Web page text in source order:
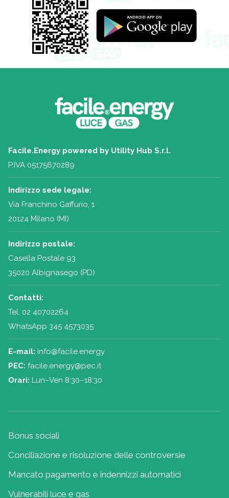
Facile.Energy powered by Utility Hub S.r.l.
P.IVA 05175670289
Indirizzo sede legale:
Via Franchino Gaffurio, 1
20124 Milano (MI)
Indirizzo postale:
Casella Postale 93
35020 Albignasego (PD)
Contatti:
Tel. 02 40702264
WhatsApp 345 4573035
E-mail: info@facile.energy
PEC: facile.energy@pec.it
Orari: Lun–Ven 8:30–18:30
Bonus sociali
Conciliazione e risoluzione delle controversie
Mancato pagamento e indennizzi automatici
Vulnerabili luce e gas